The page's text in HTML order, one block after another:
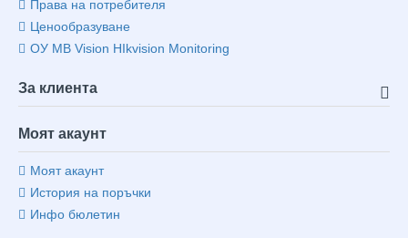
Права на потребителя
Ценообразуване
ОУ MB Vision HIkvision Monitoring
За клиента
Моят акаунт
Моят акаунт
История на поръчки
Инфо бюлетин